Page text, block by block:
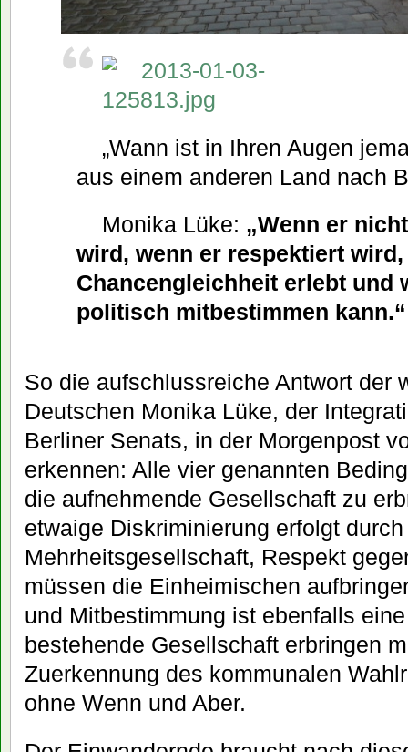
„Wann ist in Ihren Augen
aus einem anderen Land nach
Monika Lüke: „Wenn er
wird, wenn er respektiert wird,
Chancengleichheit erlebt und
politisch mitbestimmen kann.“
So die aufschlussreiche Antwort der
Deutschen Monika Lüke, der
Berliner Senats, in der Morgenpost
erkennen: Alle vier genannten
die aufnehmende Gesellschaft zu
etwaige Diskriminierung erfolgt
Mehrheitsgesellschaft, Respekt
müssen die Einheimischen
und Mitbestimmung ist ebenfalls
bestehende Gesellschaft erbringen
Zuerkennung des kommunalen
ohne Wenn und Aber.